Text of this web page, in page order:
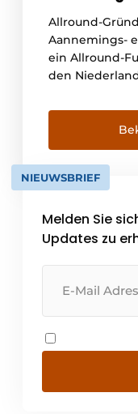
Allround-
Aannemings-
ein Allround-
den
Mitarbeiter.
mittelgroßer
einem sehr
Möglichkeiten
b.v. ist ein
NIEUWSBRIEF
Melden Sie
Updates zu